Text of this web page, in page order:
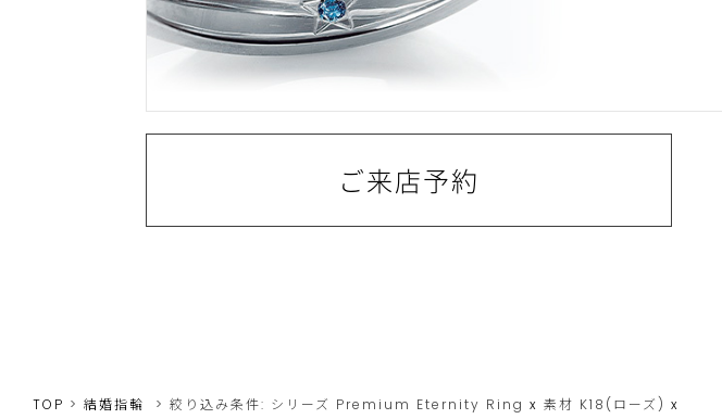
ご来店予約
TOP 結婚指輪 絞り込み条件: シリーズ Premium Eternity Ring x 素材 K18(ローズ) x